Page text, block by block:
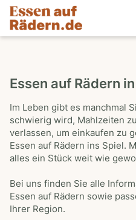
Essen auf Rädern
Im Leben gibt es manchmal
schwierig wird, Mahlzeiten
verlassen, um einkaufen zu
Essen auf Rädern ins Spiel.
alles ein Stück weit wie
Bei uns finden Sie alle
Essen auf Rädern sowie
Ihrer Region.